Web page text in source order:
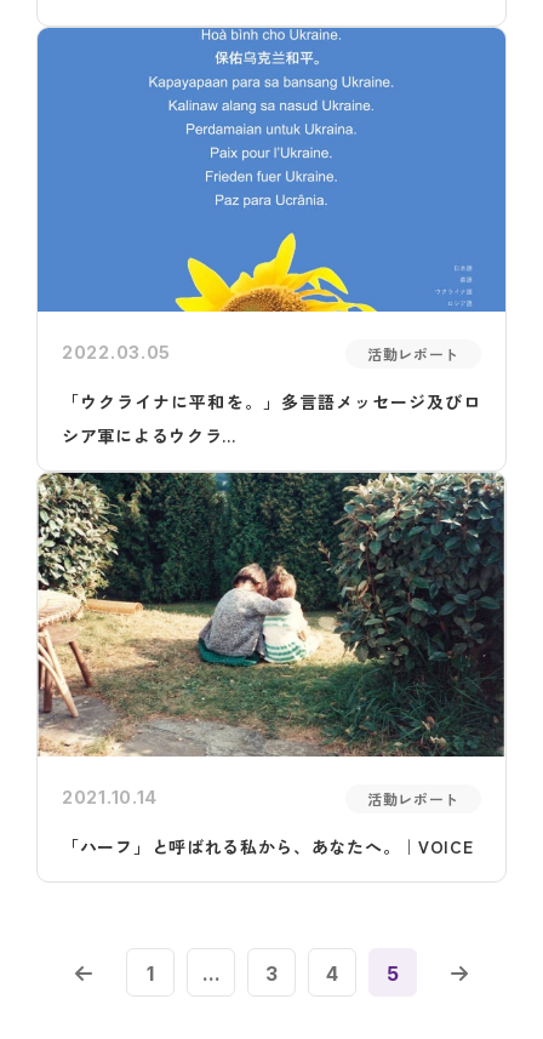
2022.03.05 活動レポート
「ウクライナに平和を。」多言語メッセージ及びロ
シア軍によるウクラ...
2021.10.14 活動レポート
「ハーフ」と呼ばれる私から、あなたへ。｜VOICE
1 ... 3 4 5